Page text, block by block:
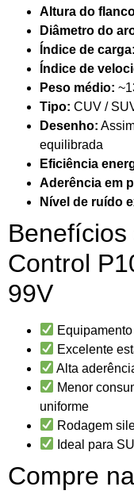
Altura do
Diâmetro do
Índice de carga:
Índice de
Peso médio:
Tipo: CUV /
Desenho:
equilibrada
Eficiência
Aderência em
Nível de ruído
Control
99V
Excelente
Alta
Menor
uniforme
Rodagem
Ideal para
Compre